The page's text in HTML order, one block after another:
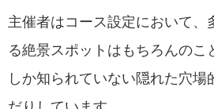
主催者はコース設定において、
る絶景スポットはもちろんのこ
しか知られていない隠れた穴場